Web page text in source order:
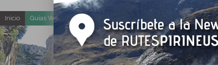
Inicio Guías Web y PDF gratuitas Excursiones y actividades